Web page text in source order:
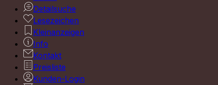
Detailsuche
Lesezeichen
Kleinanzeigen
Info
Kontakt
Preisliste
Kunden-Login